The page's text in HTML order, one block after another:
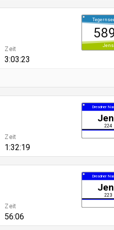
Jens
Zeit
3:03:23
224
Dresdner
Zeit
1:32:19
223
Dresdner
Zeit
56:06